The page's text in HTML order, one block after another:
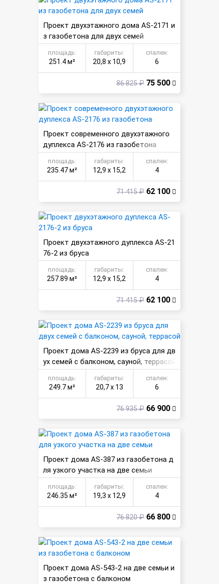
Проект двухэтажного дома AS-2171 и
з газобетона для двух семей
площадь:
251.4 м²
габариты:
20,8 х 10,9
спален:
6
86 825 ₽ 75 500
Проект современного двухэтажного
дуплекса AS-2176 из газобетона
площадь:
235.47 м²
габариты:
12,9 х 15,2
спален:
4
71 415 ₽ 62 100
Проект двухэтажного дуплекса AS-21
76-2 из бруса
площадь:
257.89 м²
габариты:
12,9 х 15,2
спален:
4
71 415 ₽ 62 100
Проект дома AS-2239 из бруса для дв
ух семей с балконом, сауной, террасой
площадь:
249.7 м²
габариты:
20,7 х 13
спален:
6
76 935 ₽ 66 900
Проект дома AS-387 из газобетона д
ля узкого участка на две семьи
площадь:
246.35 м²
габариты:
19,3 х 12,9
спален:
4
76 820 ₽ 66 800
Проект дома AS-543-2 на две семьи и
з газобетона с балконом